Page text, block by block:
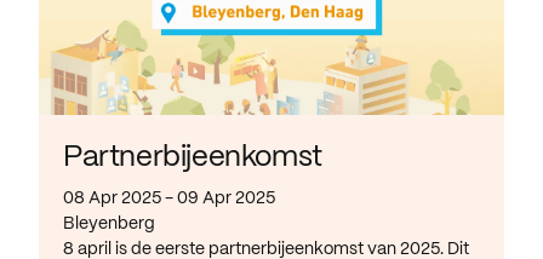
Partnerbijeenkomst
08 Apr 2025 - 09 Apr 2025
Bleyenberg
8 april is de eerste partnerbijeenkomst van 2025. Dit